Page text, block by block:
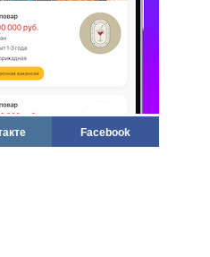
Facebook